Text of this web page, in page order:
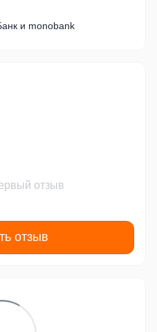
и monobank
отзыв
отзыв